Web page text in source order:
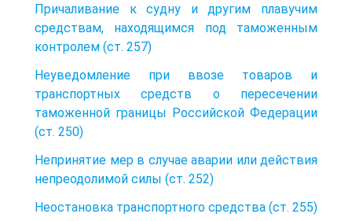
Причаливание к судну и другим плавучим
средствам, находящимся под таможенным
контролем (ст. 257)
Неуведомление при ввозе товаров и
транспортных средств о пересечении
таможенной границы Российской Федерации
(ст. 250)
Непринятие мер в случае аварии или действия
непреодолимой силы (ст. 252)
Неостановка транспортного средства (ст. 255)